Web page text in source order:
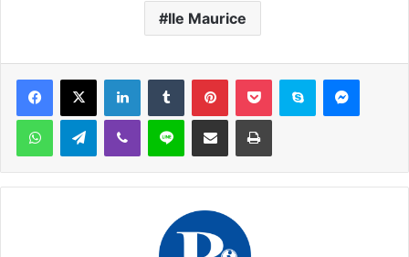
Ile Maurice
Facebook
X LinkedinTumblr PinterestPocket Skype
WhatsAppTelegramViber Ligne Partager par email Imprimer